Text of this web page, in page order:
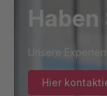
Haben
Unsere
Hier